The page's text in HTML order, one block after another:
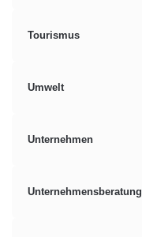
Tourismus
Umwelt
Unternehmen
Unternehmensberatung